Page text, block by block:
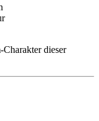
dieser